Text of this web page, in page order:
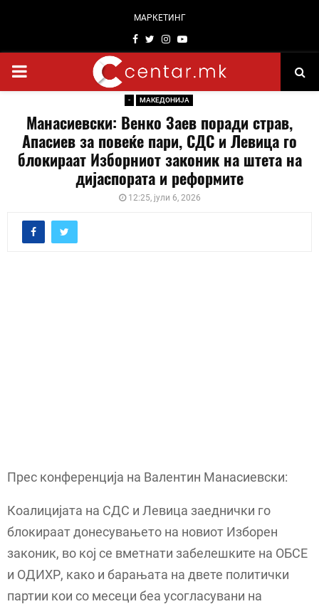
МАРКЕТИНГ
Facebook
TwitterInstagram
Youtube
PRIMARY
- МАКЕДОНИЈА
Манасиевски: Венко Заев поради страв,
Апасиев за повеќе пари, СДС и Левица го
блокираат Изборниот законик на штета на
дијаспората и реформите
12:25, јули 6, 2026
Прес конференција на Валентин Манасиевски:
Коалицијата на СДС и Левица заеднички го
блокираат донесувањето на новиот Изборен
законик, во кој се вметнати забелешките на ОБСЕ
и ОДИХР, како и барањата на двете политички
партии кои со месеци беа усогласувани на